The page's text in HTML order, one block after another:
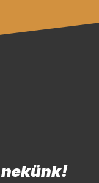
nekünk!